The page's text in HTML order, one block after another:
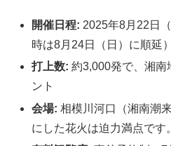
開催日程: 2025年8月22日
時は8月24日（日）に順延）
打上数: 約3,000発で、湘南
ント
会場: 相模川河口（湘南潮
にした花火は迫力満点です。